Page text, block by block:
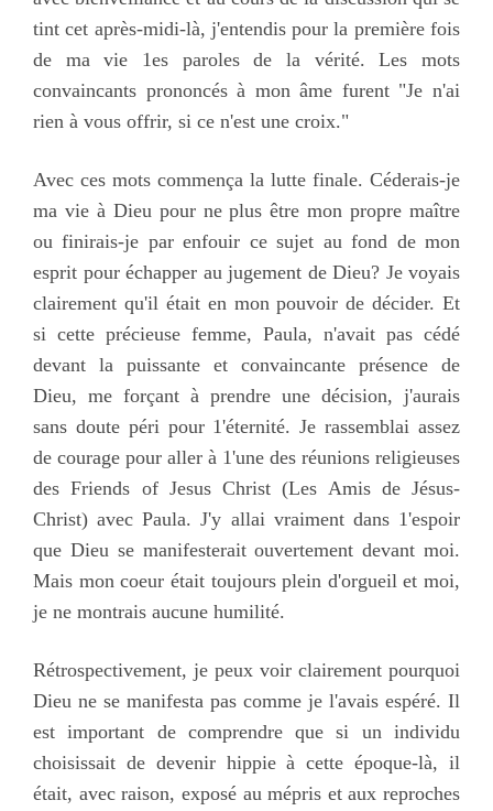
tint cet après-midi-là, j'entendis pour la première fois
de ma vie 1es paroles de la vérité. Les mots
convaincants prononcés à mon âme furent "Je n'ai
rien à vous offrir, si ce n'est une croix."
Avec ces mots commença la lutte finale. Céderais-je
ma vie à Dieu pour ne plus être mon propre maître
ou finirais-je par enfouir ce sujet au fond de mon
esprit pour échapper au jugement de Dieu? Je voyais
clairement qu'il était en mon pouvoir de décider. Et
si cette précieuse femme, Paula, n'avait pas cédé
devant la puissante et convaincante présence de
Dieu, me forçant à prendre une décision, j'aurais
sans doute péri pour 1'éternité. Je rassemblai assez
de courage pour aller à 1'une des réunions religieuses
des Friends of Jesus Christ (Les Amis de Jésus-
Christ) avec Paula. J'y allai vraiment dans 1'espoir
que Dieu se manifesterait ouvertement devant moi.
Mais mon coeur était toujours plein d'orgueil et moi,
je ne montrais aucune humilité.
Rétrospectivement, je peux voir clairement pourquoi
Dieu ne se manifesta pas comme je l'avais espéré. Il
est important de comprendre que si un individu
choisissait de devenir hippie à cette époque-là, il
était, avec raison, exposé au mépris et aux reproches